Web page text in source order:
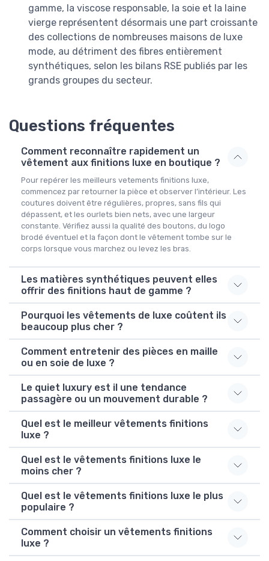
gamme, la viscose responsable, la soie et la laine
vierge représentent désormais une part croissante
des collections de nombreuses maisons de luxe
mode, au détriment des fibres entièrement
synthétiques, selon les bilans RSE publiés par les
grands groupes du secteur.
Questions fréquentes
Comment reconnaître rapidement un
vêtement aux finitions luxe en boutique ?
Pour repérer les meilleurs vetements finitions luxe,
commencez par retourner la pièce et observer l’intérieur. Les
coutures doivent être régulières, propres, sans fils qui
dépassent, et les ourlets bien nets, avec une largeur
constante. Vérifiez aussi la qualité des boutons, du logo
brodé éventuel et la façon dont le vêtement tombe sur le
corps lorsque vous marchez ou levez les bras.
Les matières synthétiques peuvent elles
offrir des finitions haut de gamme ?
Pourquoi les vêtements de luxe coûtent ils
beaucoup plus cher ?
Comment entretenir des pièces en maille
ou en soie de luxe ?
Le quiet luxury est il une tendance
passagère ou un mouvement durable ?
Quel est le meilleur vêtements finitions
luxe ?
Quel est le vêtements finitions luxe le
moins cher ?
Quel est le vêtements finitions luxe le plus
populaire ?
Comment choisir un vêtements finitions
luxe ?